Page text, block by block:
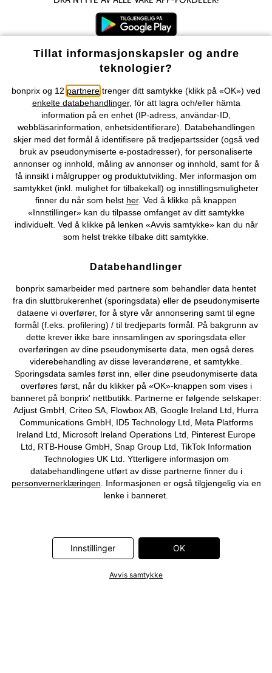
Våre betalingsalternativer
Vår service
Vårt tilbud
Selskapet
Du kan også finne oss på
Cookie-innstillinger
Om Oss Angre kjøp
© 2026 bonprix.
Tillat informasjonskapsler og andre
teknologier?
bonprix og 12 partnere trenger ditt samtykke (klikk på «OK») ved
enkelte databehandlinger, för att lagra och/eller hämta
information på en enhet (IP-adress, användar-ID,
webbläsarinformation, enhetsidentifierare). Databehandlingen
skjer med det formål å identifisere på tredjepartssider (også ved
bruk av pseudonymiserte e-postadresser), for personaliserte
annonser og innhold, måling av annonser og innhold, samt for å
få innsikt i målgrupper og produktutvikling. Mer informasjon om
samtykket (inkl. mulighet for tilbakekall) og innstillingsmuligheter
finner du når som helst her. Ved å klikke på knappen
«Innstillinger» kan du tilpasse omfanget av ditt samtykke
individuelt. Ved å klikke på lenken «Avvis samtykke» kan du når
som helst trekke tilbake ditt samtykke.
Databehandlinger
bonprix samarbeider med partnere som behandler data hentet
fra din sluttbrukerenhet (sporingsdata) eller de pseudonymiserte
dataene vi overfører, for å styre vår annonsering samt til egne
formål (f.eks. profilering) / til tredjeparts formål. På bakgrunn av
dette krever ikke bare innsamlingen av sporingsdata eller
overføringen av dine pseudonymiserte data, men også deres
viderebehandling av disse leverandørene, et samtykke.
Sporingsdata samles først inn, eller dine pseudonymiserte data
overføres først, når du klikker på «OK»-knappen som vises i
banneret på bonprix' nettbutikk. Partnerne er følgende selskaper:
Adjust GmbH, Criteo SA, Flowbox AB, Google Ireland Ltd, Hurra
Communications GmbH, ID5 Technology Ltd, Meta Platforms
Ireland Ltd, Microsoft Ireland Operations Ltd, Pinterest Europe
Ltd, RTB-House GmbH, Snap Group Ltd, TikTok Information
Technologies UK Ltd. Ytterligere informasjon om
databehandlingene utført av disse partnerne finner du i
personvernerklæringen . Informasjonen er også tilgjengelig via en
lenke i banneret.
Innstillinger OK
Avvis samtykke